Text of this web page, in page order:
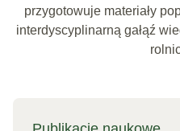
przygotowuje materiały
interdyscyplinarną gałąź